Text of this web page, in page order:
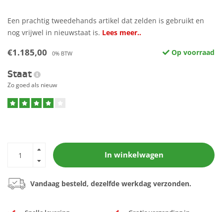
Een prachtig tweedehands artikel dat zelden is gebruikt en
nog vrijwel in nieuwstaat is. Lees meer..
€1.185,00 0% BTW Op voorraad
Staat
Zo goed als nieuw
In winkelwagen
Vandaag besteld, dezelfde werkdag verzonden.